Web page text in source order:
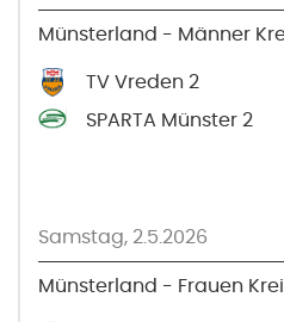
Münsterland - Männer
TV Vreden 2
SPARTA Münster 2
Samstag, 2.5.2026
Münsterland - Frauen